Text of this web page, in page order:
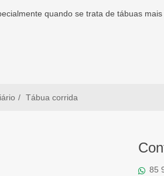
quando se trata de tábuas
Tábua corrida
85